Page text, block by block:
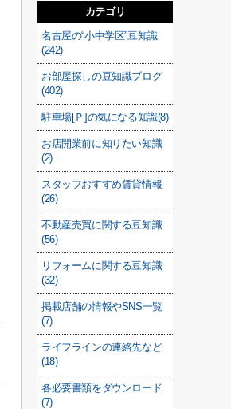
カテゴリ
名古屋の“小中学区”豆知識
(242)
お部屋探しの豆知識ブログ
(402)
駐車場[Ｐ]の気になる知識(8)
お店開業前に知りたい知識
(2)
スタッフおすすめ賃貸情報
(26)
不動産売買に関する豆知識
(56)
リフォームに関する豆知識
(32)
掲載店舗の情報やSNS一覧
(7)
ライフラインの連絡先など
(18)
各必要書類をダウンロード
(7)